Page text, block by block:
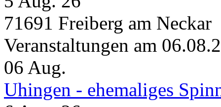
71691 Freiberg am Neckar
Veranstaltungen am
06 Aug.
Uhingen - ehemaliges